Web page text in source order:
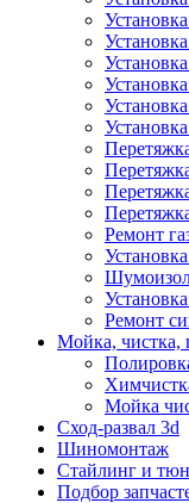
Ремонт
Ремонт
Мойка, чистка,
Мойка
Сход-развал 3d
Шиномонтаж
Стайлинг и
Подбор